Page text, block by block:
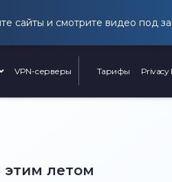
сайты и смотрите видео под
VPN-серверы Тарифы Privacy
летом